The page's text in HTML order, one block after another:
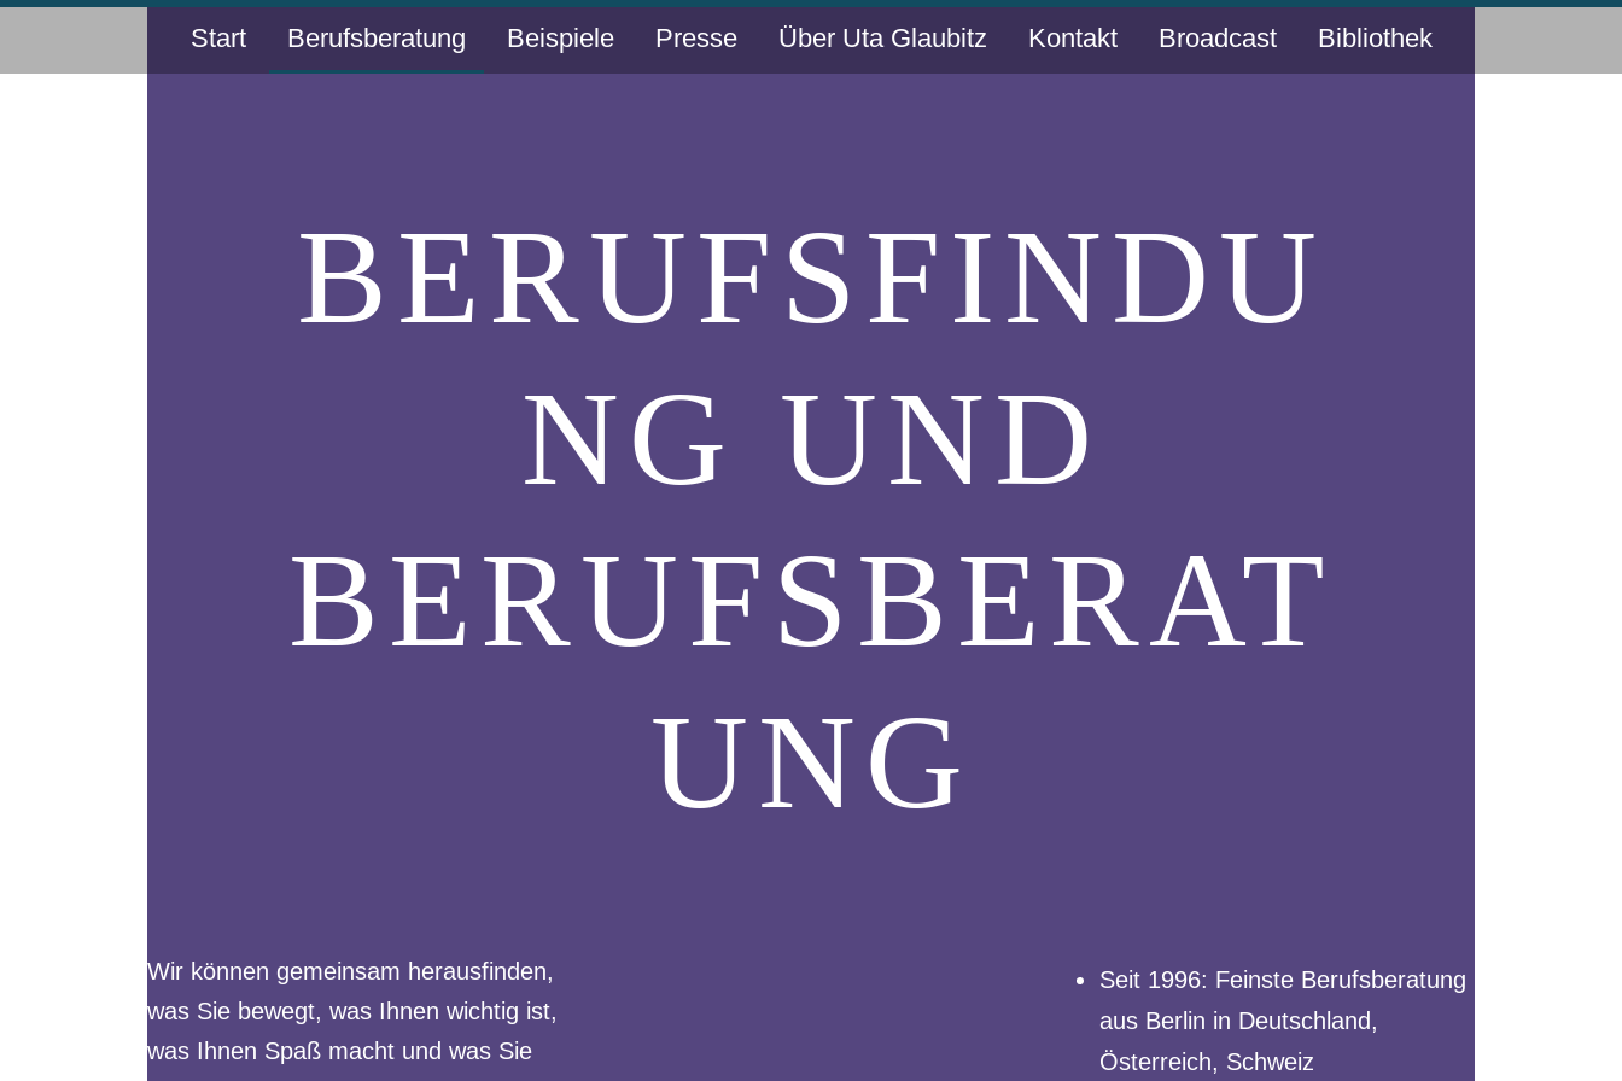
Start Berufsberatung Beispiele Presse Über Uta Glaubitz Kontakt Broadcast Bibliothek
BERUFSFINDU
NG UND
BERUFSBERAT
UNG
Wir können gemeinsam herausfinden,
was Sie bewegt, was Ihnen wichtig ist,
was Ihnen Spaß macht und was Sie
Seit 1996: Feinste Berufsberatung
aus Berlin in Deutschland,
Österreich, Schweiz